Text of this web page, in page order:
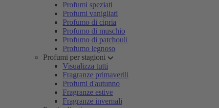
Profumi speziati
Profumi vanigliati
Profumo di cipria
Profumo di muschio
Profumo di patchouli
Profumo legnoso
Profumi per stagioni
Visualizza tutti
Fragranze primaverili
Profumi d'autunno
Fragranze estive
Fragranze invernali